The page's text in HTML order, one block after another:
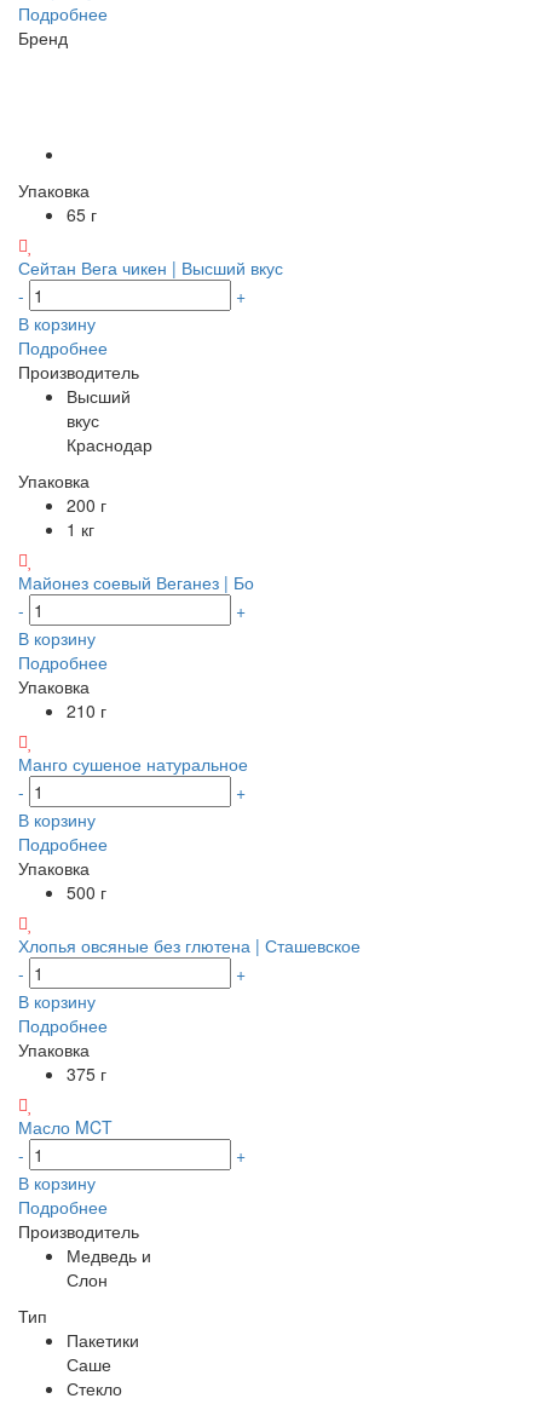
Подробнее
Бренд
Упаковка
65 г
Сейтан Вега чикен | Высший вкус
-
+
В корзину
Подробнее
Производитель
Высший
вкус
Краснодар
Упаковка
200 г
1 кг
Майонез соевый Веганез | Бо
-
+
В корзину
Подробнее
Упаковка
210 г
Манго сушеное натуральное
-
+
В корзину
Подробнее
Упаковка
500 г
Хлопья овсяные без глютена | Сташевское
-
+
В корзину
Подробнее
Упаковка
375 г
Масло MCT
-
+
В корзину
Подробнее
Производитель
Медведь и
Слон
Тип
Пакетики
Саше
Стекло